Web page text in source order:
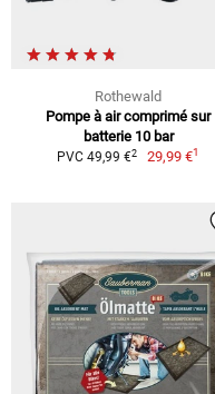
Rothewald
Pompe à air comprimé sur
batterie 10 bar
PVC 49,99 €2 29,99 €1